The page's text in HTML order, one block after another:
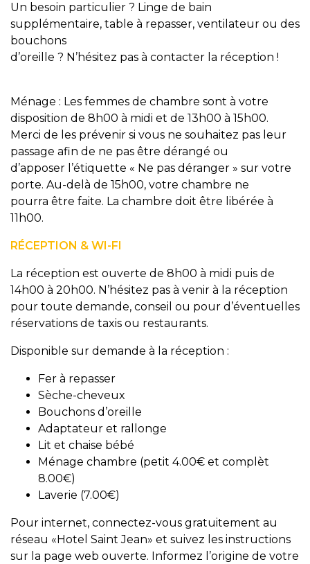
Un besoin particulier ? Linge de bain
supplémentaire, table à repasser, ventilateur ou des
bouchons
d’oreille ? N’hésitez pas à contacter la réception !
Ménage : Les femmes de chambre sont à votre
disposition de 8h00 à midi et de 13h00 à 15h00.
Merci de les prévenir si vous ne souhaitez pas leur
passage afin de ne pas être dérangé ou
d’apposer l’étiquette « Ne pas déranger » sur votre
porte. Au-delà de 15h00, votre chambre ne
pourra être faite. La chambre doit être libérée à
11h00.
RÉCEPTION & WI-FI
La réception est ouverte de 8h00 à midi puis de
14h00 à 20h00. N’hésitez pas à venir à la réception
pour toute demande, conseil ou pour d’éventuelles
réservations de taxis ou restaurants.
Disponible sur demande à la réception :
Fer à repasser
Sèche-cheveux
Bouchons d’oreille
Adaptateur et rallonge
Lit et chaise bébé
Ménage chambre (petit 4.00€ et complèt
8.00€)
Laverie (7.00€)
Pour internet, connectez-vous gratuitement au
réseau «Hotel Saint Jean» et suivez les instructions
sur la page web ouverte. Informez l’origine de votre